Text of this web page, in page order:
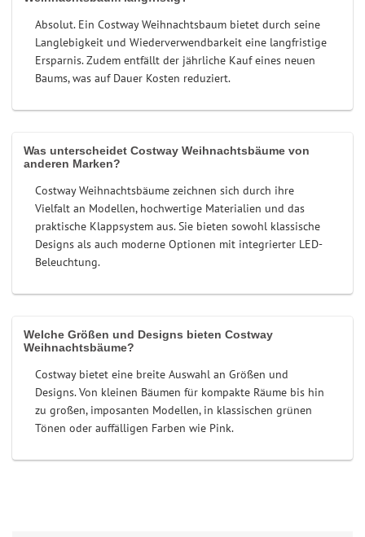
Absolut. Ein Costway Weihnachtsbaum bietet durch seine
Langlebigkeit und Wiederverwendbarkeit eine langfristige
Ersparnis. Zudem entfällt der jährliche Kauf eines neuen
Baums, was auf Dauer Kosten reduziert.
Was unterscheidet Costway Weihnachtsbäume von
anderen Marken?
Costway Weihnachtsbäume zeichnen sich durch ihre
Vielfalt an Modellen, hochwertige Materialien und das
praktische Klappsystem aus. Sie bieten sowohl klassische
Designs als auch moderne Optionen mit integrierter LED-
Beleuchtung.
Welche Größen und Designs bieten Costway
Weihnachtsbäume?
Costway bietet eine breite Auswahl an Größen und
Designs. Von kleinen Bäumen für kompakte Räume bis hin
zu großen, imposanten Modellen, in klassischen grünen
Tönen oder auffälligen Farben wie Pink.